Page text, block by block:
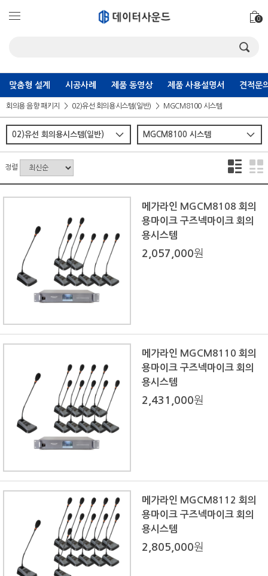
0
맞춤형 설계 시공사례 제품 동영상 제품 사용설명서 견적문
회의용 음향 패키지 02)유선 회의용시스템(일반) MGCM8100 시스템
정렬
메가라인 MGCM8108 회의
용마이크 구즈넥마이크 회의
용시스템
2,057,000원
메가라인 MGCM8110 회의
용마이크 구즈넥마이크 회의
용시스템
2,431,000원
메가라인 MGCM8112 회의
용마이크 구즈넥마이크 회의
용시스템
2,805,000원